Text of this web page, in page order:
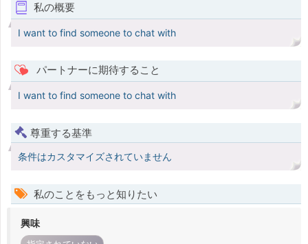
私の概要
I want to find someone to chat with
パートナーに期待すること
I want to find someone to chat with
尊重する基準
条件はカスタマイズされていません
私のことをもっと知りたい
興味